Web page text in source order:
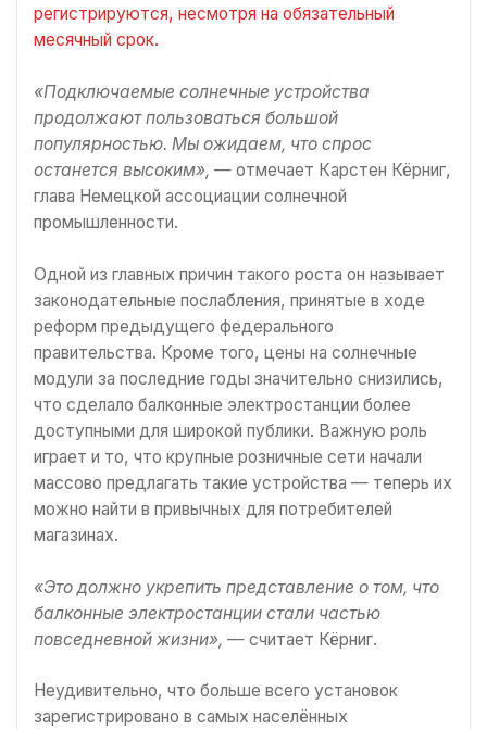
регистрируются, несмотря на обязательный
месячный срок.
«Подключаемые солнечные устройства
продолжают пользоваться большой
популярностью. Мы ожидаем, что спрос
останется высоким», — отмечает Карстен Кёрниг,
глава Немецкой ассоциации солнечной
промышленности.
Одной из главных причин такого роста он называет
законодательные послабления, принятые в ходе
реформ предыдущего федерального
правительства. Кроме того, цены на солнечные
модули за последние годы значительно снизились,
что сделало балконные электростанции более
доступными для широкой публики. Важную роль
играет и то, что крупные розничные сети начали
массово предлагать такие устройства — теперь их
можно найти в привычных для потребителей
магазинах.
«Это должно укрепить представление о том, что
балконные электростанции стали частью
повседневной жизни», — считает Кёрниг.
Неудивительно, что больше всего установок
зарегистрировано в самых населённых